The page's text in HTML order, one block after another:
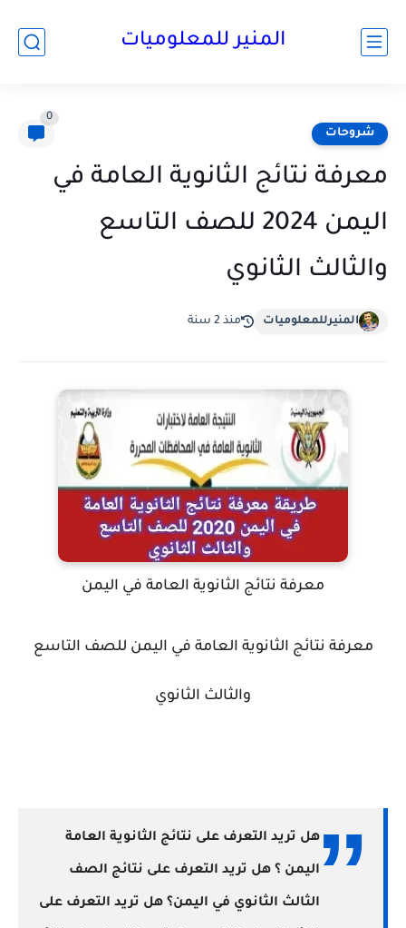
المنير للمعلوميات
شروحات
0
معرفة نتائج الثانوية العامة في
اليمن 2024 للصف التاسع
والثالث الثانوي
المنيرللمعلوميات منذ 2 سنة
معرفة نتائج الثانوية العامة في اليمن
معرفة نتائج الثانوية العامة في اليمن للصف التاسع
والثالث الثانوي
هل تريد التعرف على نتائج الثانوية العامة
اليمن ؟ هل تريد التعرف على نتائج الصف
الثالث الثانوي في اليمن؟ هل تريد التعرف على